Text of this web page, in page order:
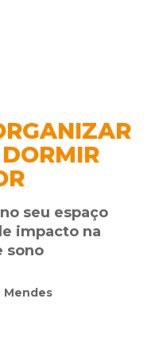
seu espaço
impacto na
sono
Mendes